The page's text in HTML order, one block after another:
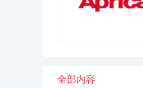
全部内容